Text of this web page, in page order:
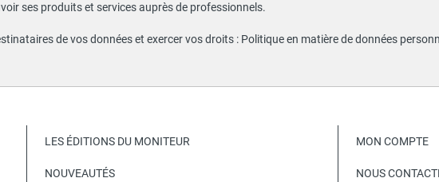
ses produits et services auprès de professionnels.
de vos données et exercer vos droits : Politique en matière de données
LES ÉDITIONS DU MONITEUR
NOUVEAUTÉS
MON COMPTE
NOUS